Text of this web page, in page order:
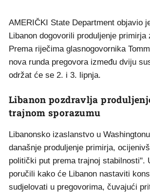
AMERIČKI State Department objavio
Libanon dogovorili produljenje primirja
Prema riječima glasnogovornika
nova runda pregovora između dviju
održat će se 2. i 3. lipnja.
Libanon pozdravlja
trajnom sporazumu
Libanonsko izaslanstvo u
današnje produljenje primirja,
politički put prema trajnoj stabilnosti".
poručili kako će Libanon nastaviti
sudjelovati u pregovorima, čuvajući